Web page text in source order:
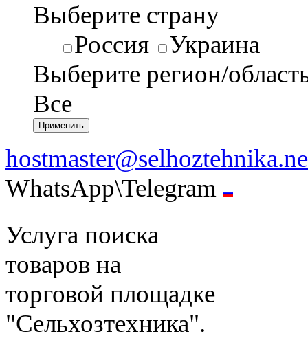
Выберите страну
Россия
Украина
Выберите регион/
Все
WhatsApp\Telegram
Услуга поиска
товаров на
торговой площадке
"Сельхозтехника".